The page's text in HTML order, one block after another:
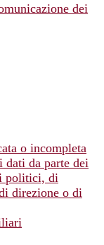
dei
o incompleta
dati da parte dei
politici, di
direzione o di